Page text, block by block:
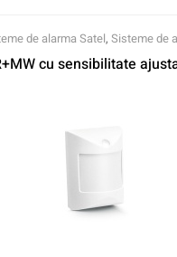
de alarma Satel, Sisteme de
cu sensibilitate